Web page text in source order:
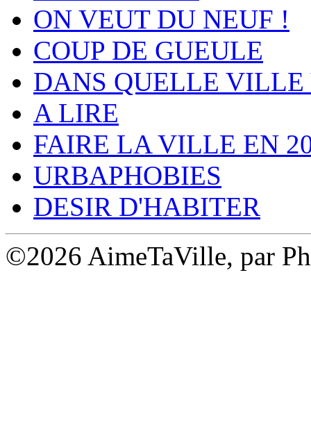
ON VEUT DU NEUF !
COUP DE GUEULE
DANS QUELLE
A LIRE
FAIRE LA VILLE EN
URBAPHOBIES
DESIR D'HABITER
©2026 AimeTaVille, par